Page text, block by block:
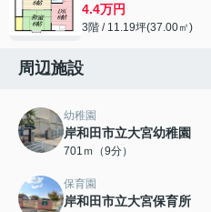
4.4万円
3階 / 11.19坪(37.00㎡)
周辺施設
幼稚園
岸和田市立大宮幼稚園
701ｍ（9分）
保育園
岸和田市立大宮保育所